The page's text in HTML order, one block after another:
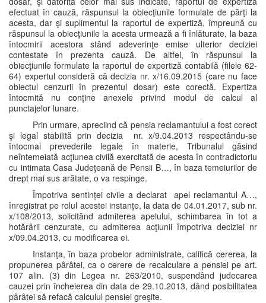
efectuat în cauză, răspunsul la obiecţiunile formulate de părţi la
acesta, dar şi suplimentul la raportul de expertiză, împreună cu
răspunsul la obiecţiunile la acesta urmează a fi înlăturate, la baza
întocmirii acestora stând adeverinţe emise ulterior deciziei
contestate în prezenta cauză. De altfel, în răspunsul la
obiecţiunile formulate la raportul de expertiză contabilă (filele 62-
64) expertul consideră că decizia nr. x/16.09.2015 (care nu face
obiectul cenzurii în prezentul dosar) este corectă. Expertiza
întocmită nu conţine anexele privind modul de calcul al
punctajelor lunare.
Prin urmare, apreciind că pensia reclamantului a fost corect
şi legal stabilită prin decizia nr. x/9.04.2013 respectându-se
întocmai prevederile legale în materie, Tribunalul găsind
neîntemeiată acţiunea civilă exercitată de acesta în contradictoriu
cu intimata Casa Judeţeană de Pensii B…, în baza temeiurilor de
drept mai sus arătate, o va respinge.
Împotriva sentinței civile a declarat apel reclamantul A…,
înregistrat pe rolul acestei instanțe, la data de 04.01.2017, sub nr.
x/108/2013, solicitând admiterea apelului, schimbarea în tot a
hotărârii cenzurate, cu admiterea acţiunii împotriva deciziei nr
x/09.04.2013, cu modificarea ei.
Instanţa, în baza probelor administrate, califică cererea, la
propunerea pârâtei, ca o cerere de recalculare a pensiei pe art.
107 alin. (3) din Legea nr. 263/2010, suspendând judecarea
cauzei prin încheierea din data de 29.10.2013, dând posibilitatea
pârâtei să refacă calculul pensiei greşite.